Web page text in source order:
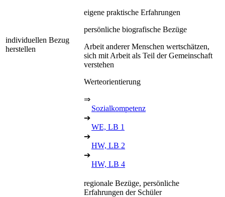
individuellen Bezug
herstellen
eigene praktische Erfahrungen
persönliche biografische Bezüge
Arbeit anderer Menschen wertschätzen,
sich mit Arbeit als Teil der Gemeinschaft
verstehen
Werteorientierung
⇒
Sozialkompetenz
➔
WE, LB 1
➔
HW, LB 2
➔
HW, LB 4
regionale Bezüge, persönliche
Erfahrungen der Schüler